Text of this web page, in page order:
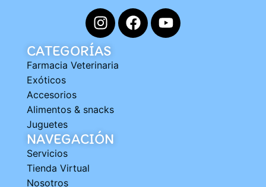
CATEGORÍAS
Farmacia Veterinaria
Exóticos
Accesorios
Alimentos & snacks
Juguetes
NAVEGACIÓN
Servicios
Tienda Virtual
Nosotros